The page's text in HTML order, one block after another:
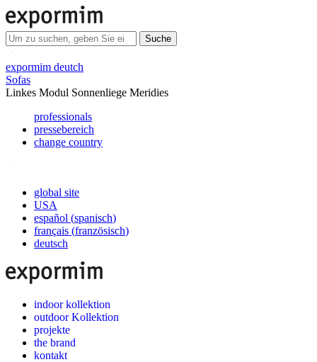
Suche
expormim deutch
Sofas
Linkes Modul Sonnenliege Meridies
professionals
pressebereich
change country
global site
USA
español (spanisch)
français (französisch)
deutsch
indoor kollektion
outdoor Kollektion
projekte
the brand
kontakt